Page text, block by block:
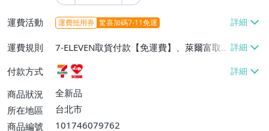
運費活動 運費抵用券 驚喜加碼7-11免運
運費規則
7-ELEVEN取貨付款【免運費】、萊爾富取
貨付款【免運費】
付款方式
商品狀況
全新品
所在地區
台北市
商品編號
101746079762